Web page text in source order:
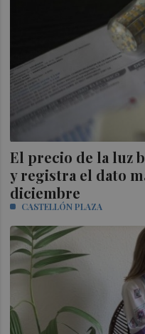
El precio de la luz
y registra el dato
diciembre
CASTELLÓN PLAZA